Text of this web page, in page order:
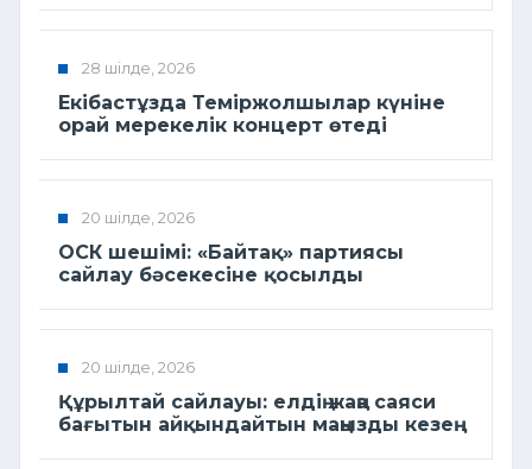
28 шілде, 2026
Екібастұзда Теміржолшылар күніне
орай мерекелік концерт өтеді
20 шілде, 2026
ОСК шешімі: «Байтақ» партиясы
сайлау бәсекесіне қосылды
20 шілде, 2026
Құрылтай сайлауы: елдің жаңа саяси
бағытын айқындайтын маңызды кезең